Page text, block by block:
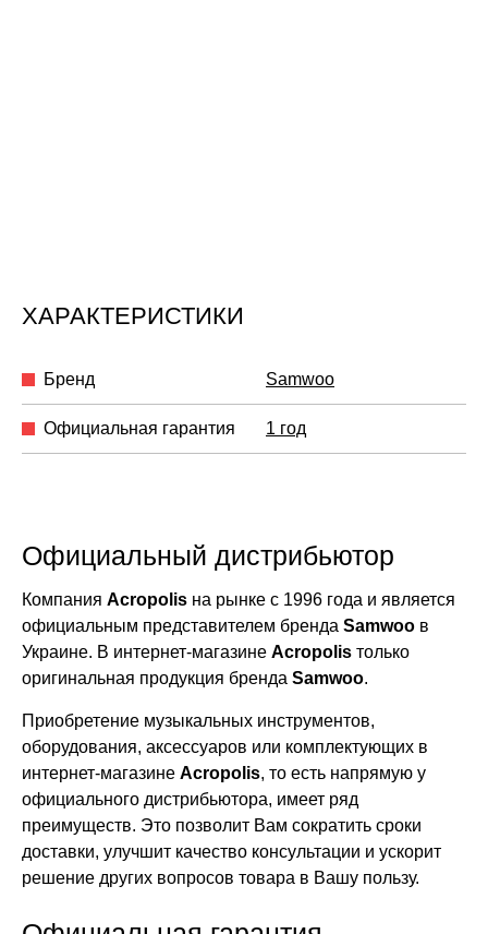
ХАРАКТЕРИСТИКИ
Бренд Samwoo
Официальная гарантия 1 год
Официальный дистрибьютор
Компания Acropolis на рынке с 1996 года и является
официальным представителем бренда Samwoo в
Украине. В интернет-магазине Acropolis только
оригинальная продукция бренда Samwoo.
Приобретение музыкальных инструментов,
оборудования, аксессуаров или комплектующих в
интернет-магазине Acropolis, то есть напрямую у
официального дистрибьютора, имеет ряд
преимуществ. Это позволит Вам сократить сроки
доставки, улучшит качество консультации и ускорит
решение других вопросов товара в Вашу пользу.